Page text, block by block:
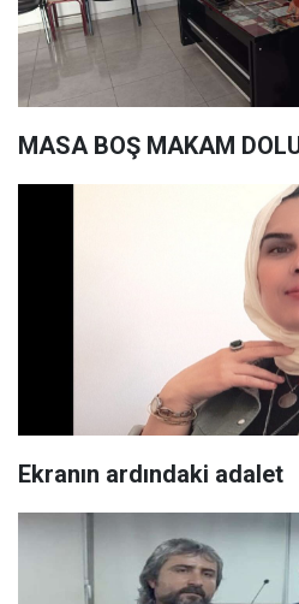
MASA BOŞ MAKAM
Ekranın ardındaki adalet